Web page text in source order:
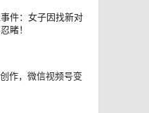
件：女子因找新对
睹！
作，微信视频号变